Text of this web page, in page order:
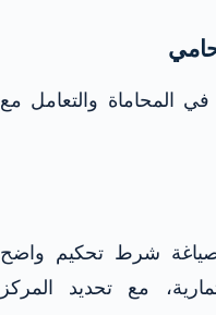
الخبرة في المحاماة والتعامل مع
شرط تحكيم واضح
مع تحديد المركز